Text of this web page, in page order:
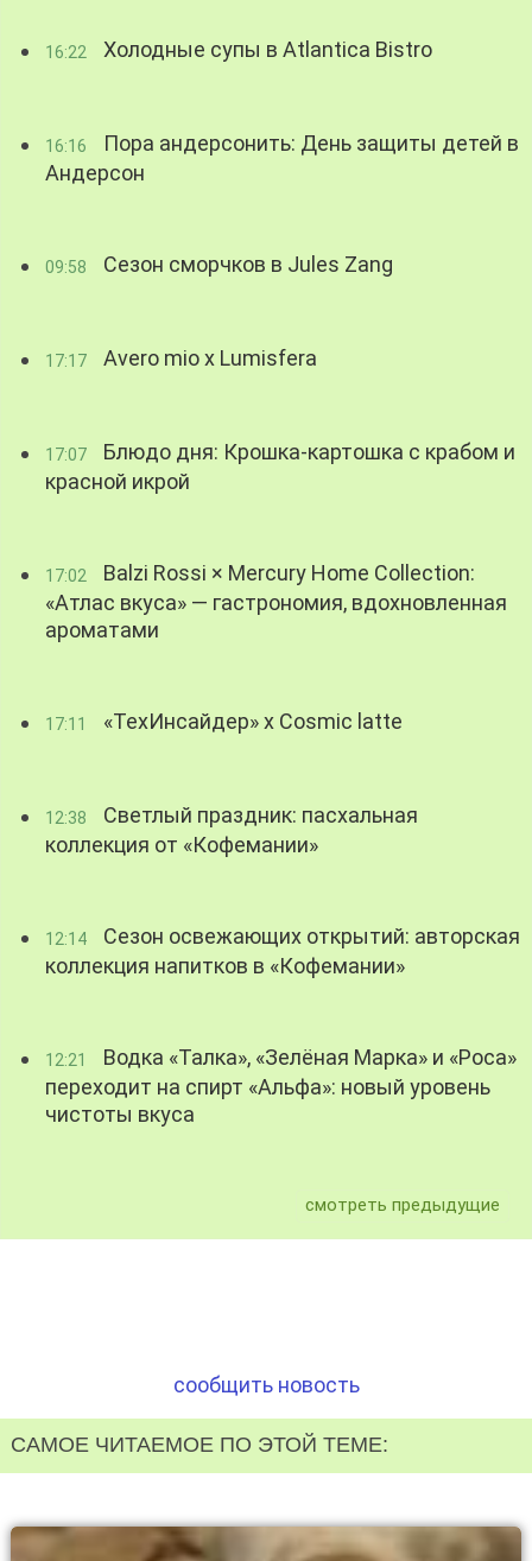
16:22 Холодные супы в Atlantica Bistro
16:16
Пора андерсонить: День защиты детей в
Андерсон
09:58 Сезон сморчков в Jules Zang
17:17 Avero mio x Lumisfera
17:07
Блюдо дня: Крошка-картошка с крабом и
красной икрой
17:02
Balzi Rossi × Mercury Home Collection:
«Атлас вкуса» — гастрономия, вдохновленная
ароматами
17:11 «ТехИнсайдер» х Cosmic latte
12:38
Светлый праздник: пасхальная
коллекция от «Кофемании»
12:14
Сезон освежающих открытий: авторская
коллекция напитков в «Кофемании»
12:21
Водка «Талка», «Зелёная Марка» и «Роса»
переходит на спирт «Альфа»: новый уровень
чистоты вкуса
смотреть предыдущие
сообщить новость
САМОЕ ЧИТАЕМОЕ ПО ЭТОЙ ТЕМЕ: